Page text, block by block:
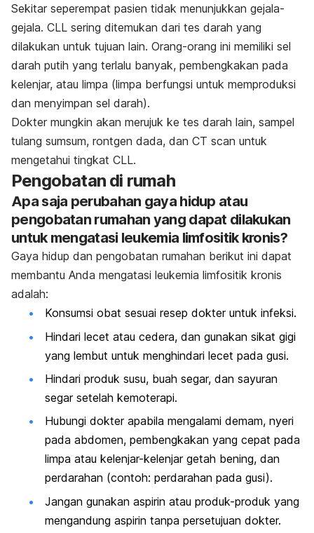
Sekitar seperempat pasien tidak menunjukkan gejala-
gejala. CLL sering ditemukan dari tes darah yang
dilakukan untuk tujuan lain. Orang-orang ini memiliki sel
darah putih yang terlalu banyak, pembengkakan pada
kelenjar, atau limpa (limpa berfungsi untuk memproduksi
dan menyimpan sel darah).
Dokter mungkin akan merujuk ke tes darah lain, sampel
tulang sumsum, rontgen dada, dan CT scan untuk
mengetahui tingkat CLL.
Pengobatan di rumah
Apa saja perubahan gaya hidup atau
pengobatan rumahan yang dapat dilakukan
untuk mengatasi leukemia limfositik kronis?
Gaya hidup dan pengobatan rumahan berikut ini dapat
membantu Anda mengatasi leukemia limfositik kronis
adalah:
Konsumsi obat sesuai resep dokter untuk infeksi.
Hindari lecet atau cedera, dan gunakan sikat gigi
yang lembut untuk menghindari lecet pada gusi.
Hindari produk susu, buah segar, dan sayuran
segar setelah kemoterapi.
Hubungi dokter apabila mengalami demam, nyeri
pada abdomen, pembengkakan yang cepat pada
limpa atau kelenjar-kelenjar getah bening, dan
perdarahan (contoh: perdarahan pada gusi).
Jangan gunakan aspirin atau produk-produk yang
mengandung aspirin tanpa persetujuan dokter.